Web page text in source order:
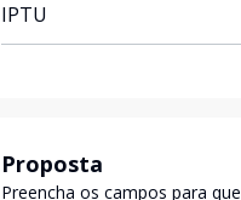
IPTU
Proposta
Preencha os campos para